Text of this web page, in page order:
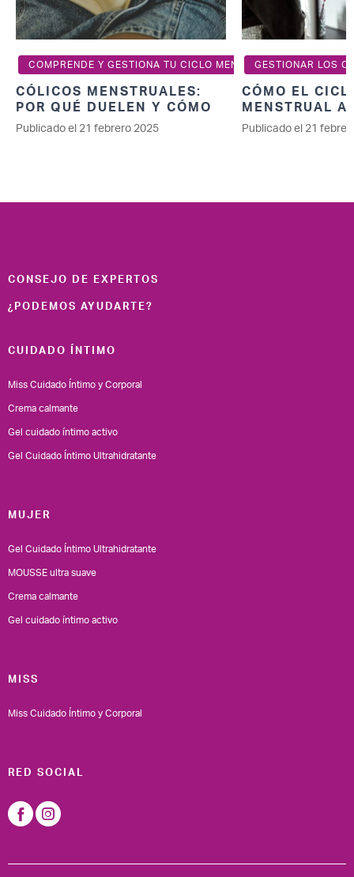
COMPRENDE Y GESTIONA TU CICLO MENSTRUAL
CÓLICOS MENSTRUALES:
POR QUÉ DUELEN Y CÓMO
ALIVIAR EL DOLOR
Publicado el 21 febrero 2025
GESTIONAR LOS
CÓMO EL
MENSTRUAL
CAMBIOS DE
Publicado el 21
CONSEJO DE EXPERTOS
¿PODEMOS AYUDARTE?
CUIDADO ÍNTIMO
Miss Cuidado Íntimo y Corporal
Crema calmante
Gel cuidado íntimo activo
Gel Cuidado Íntimo Ultrahidratante
MUJER
Gel Cuidado Íntimo Ultrahidratante
MOUSSE ultra suave
Crema calmante
Gel cuidado íntimo activo
MISS
Miss Cuidado Íntimo y Corporal
RED SOCIAL